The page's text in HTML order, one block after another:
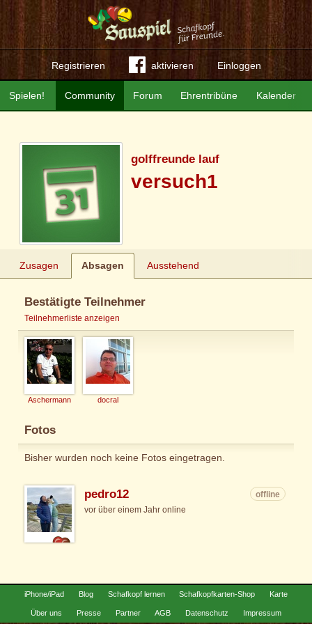
Registrieren aktivieren Einloggen
Community Forum Ehrentribüne Kalender
Spielen!
golffreunde lauf
versuch1
Zusagen Absagen Ausstehend
Bestätigte Teilnehmer
Teilnehmerliste anzeigen
Aschermann docral
Fotos
Bisher wurden noch keine Fotos eingetragen.
pedro12
offline
vor über einem Jahr online
iPhone/iPad Blog Schafkopf lernen Schafkopfkarten-Shop Karte
Über uns Presse Partner AGB Datenschutz Impressum